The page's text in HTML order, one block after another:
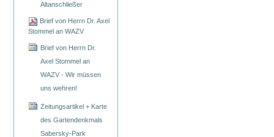
Altanschließer
Brief von Herrn Dr. Axel
Stommel an WAZV
Brief von Herrn Dr.
Axel Stommel an
WAZV - Wir müssen
uns wehren!
Zeitungsartikel + Karte
des Gartendenkmals
Sabersky-Park